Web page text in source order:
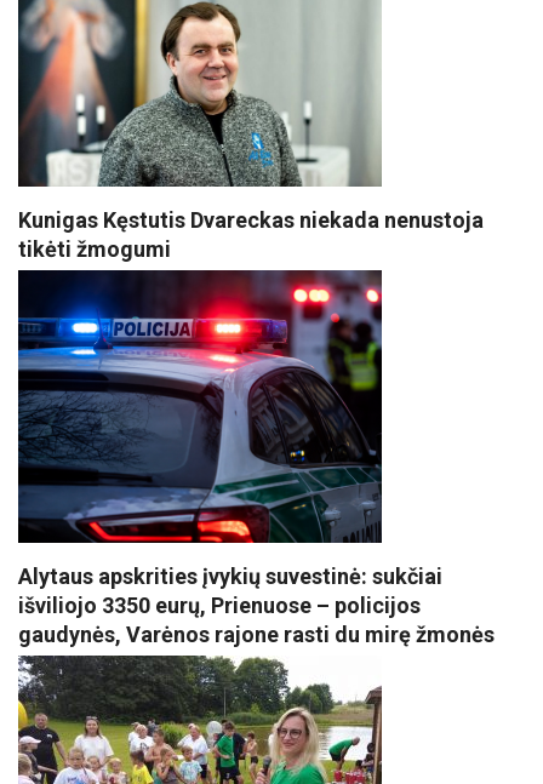
Kunigas Kęstutis Dvareckas niekada nenustoja
tikėti žmogumi
Alytaus apskrities įvykių suvestinė: sukčiai
išviliojo 3350 eurų, Prienuose – policijos
gaudynės, Varėnos rajone rasti du mirę žmonės